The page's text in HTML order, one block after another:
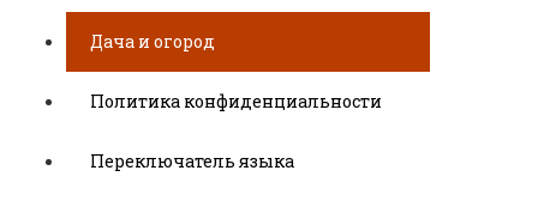
Дача и огород
Политика конфиденциальности
Переключатель языка